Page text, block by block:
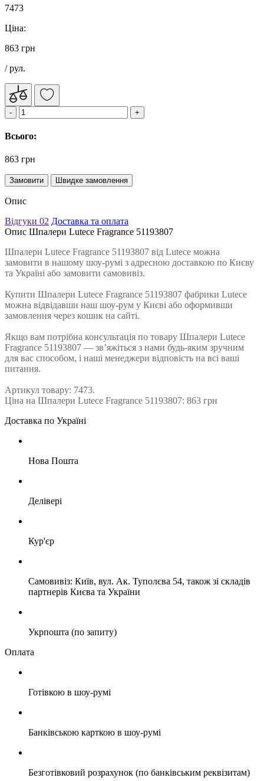
7473
Ціна:
863 грн
/ рул.
Всього:
863 грн
Замовити Швидке замовлення
Опис
Відгуки 02 Доставка та оплата
Опис Шпалери Lutece Fragrance 51193807
Шпалери Lutece Fragrance 51193807 від Lutece можна
замовити в нашому шоу-румі з адресною доставкою по Києву
та Україні або замовити самовивіз.
Купити Шпалери Lutece Fragrance 51193807 фабрики Lutece
можна відвідавши наш шоу-рум у Києві або оформивши
замовлення через кошик на сайті.
Якщо вам потрібна консультація по товару Шпалери Lutece
Fragrance 51193807 — зв’яжіться з нами будь-яким зручним
для вас способом, і наші менеджери відповість на всі ваші
питання.
Артикул товару: 7473.
Ціна на Шпалери Lutece Fragrance 51193807: 863 грн
Доставка по Україні
Нова Пошта
Делівері
Кур'єр
Самовивіз: Київ, вул. Ак. Туполєва 54, також зі складів
партнерів Києва та України
Укрпошта (по запиту)
Оплата
Готівкою в шоу-румі
Банківською карткою в шоу-румі
Безготівковий розрахунок (по банківським реквізитам)